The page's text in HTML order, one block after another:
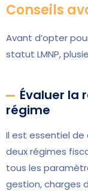
Conseils
Avant d’opter
statut LMNP,
Évaluer la
régime
Il est essentiel
deux régimes
tous les
gestion, charges